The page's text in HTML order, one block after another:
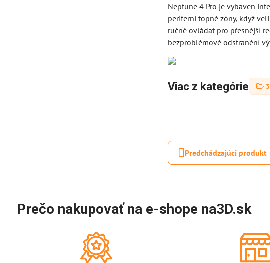
Neptune 4 Pro je vybaven
periferní topné zóny, když
ručně ovládat pro přesnější
bezproblémové odstranění
Viac z kategórie
Predchádzajúci produkt
Prečo nakupovať na e-shope na3D.sk